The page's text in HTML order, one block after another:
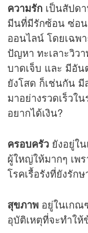
ความรัก เป็นสัปด
มีนที่มีรักซ้อน ซ่อ
ออนไลน์ โดยเฉพ
ปัญหา ทะเลาะวิว
บาดเจ็บ และ มีอั
ยังโสด ก็เช่นกัน
มาอย่างรวดเร็วใ
อยากได้เงิน?
ครอบครัว ยังอยู่ใ
ผู้ใหญ่ให้มากๆ เพ
โรคเรื้อรังที่ยังรัก
สุขภาพ อยู่ในเกณ
อุบัติเหตุที่จะทำให้